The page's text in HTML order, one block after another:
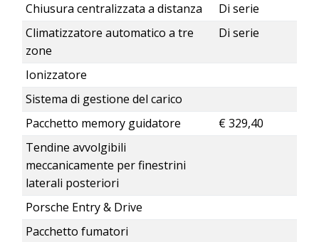
Chiusura centralizzata a distanza
Di serie
Climatizzatore automatico a tre
zone
Di serie
Ionizzatore
Sistema di gestione del carico
Pacchetto memory guidatore
€ 329,40
Tendine avvolgibili
meccanicamente per finestrini
laterali posteriori
Porsche Entry & Drive
Pacchetto fumatori